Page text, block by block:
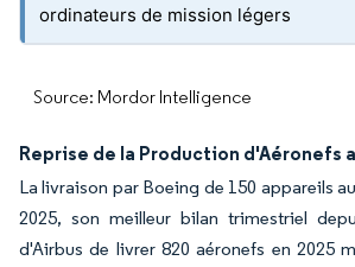
ordinateurs de mission légers
Source: Mordor Intelligence
Reprise de la Production d'Aéronefs
La livraison par Boeing de 150 appareils
2025, son meilleur bilan trimestriel
d'Airbus de livrer 820 aéronefs en 2025